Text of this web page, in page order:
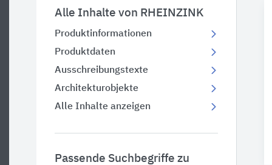
Alle Inhalte von RHEINZINK
Produktinformationen
Produktdaten
Ausschreibungstexte
Architekturobjekte
Alle Inhalte anzeigen
Passende Suchbegriffe zu